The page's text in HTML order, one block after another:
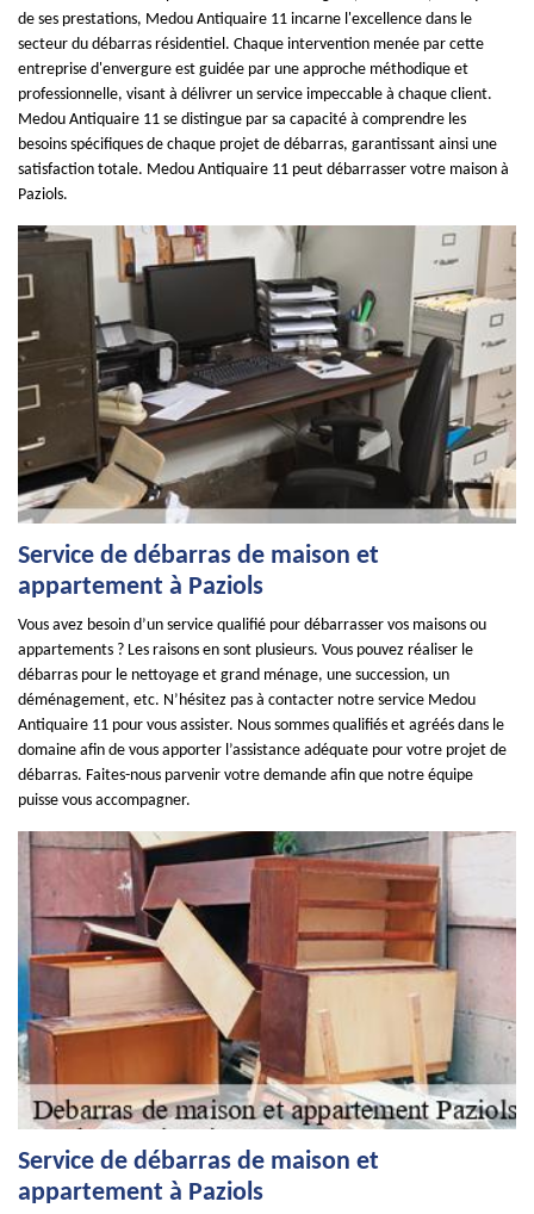
de ses prestations, Medou Antiquaire 11 incarne l'excellence dans le
secteur du débarras résidentiel. Chaque intervention menée par cette
entreprise d'envergure est guidée par une approche méthodique et
professionnelle, visant à délivrer un service impeccable à chaque client.
Medou Antiquaire 11 se distingue par sa capacité à comprendre les
besoins spécifiques de chaque projet de débarras, garantissant ainsi une
satisfaction totale. Medou Antiquaire 11 peut débarrasser votre maison à
Paziols.
Service de débarras de maison et
appartement à Paziols
Vous avez besoin d’un service qualifié pour débarrasser vos maisons ou
appartements ? Les raisons en sont plusieurs. Vous pouvez réaliser le
débarras pour le nettoyage et grand ménage, une succession, un
déménagement, etc. N’hésitez pas à contacter notre service Medou
Antiquaire 11 pour vous assister. Nous sommes qualifiés et agréés dans le
domaine afin de vous apporter l’assistance adéquate pour votre projet de
débarras. Faites-nous parvenir votre demande afin que notre équipe
puisse vous accompagner.
Service de débarras de maison et
appartement à Paziols